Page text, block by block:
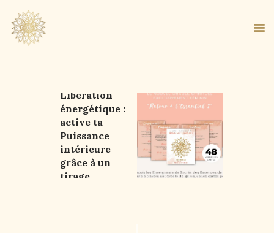
ACCUEIL
À PROPOS
MA MÉTHODE
BOUTIQUE
Libération
énergétique :
active ta
Puissance
intérieure
grâce à un
tirage